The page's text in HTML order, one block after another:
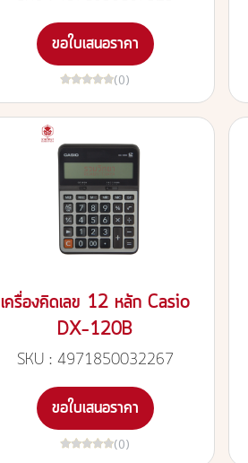
ขอใบเสนอราคา
(0)
เครื่องคิดเลข 12 หลัก Casio
DX-120B
SKU : 4971850032267
ขอใบเสนอราคา
(0)